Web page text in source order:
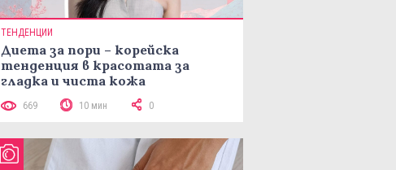
ТЕНДЕНЦИИ
Диета за пори – корейска
тенденция в красотата за
гладка и чиста кожа
669 10 мин 0